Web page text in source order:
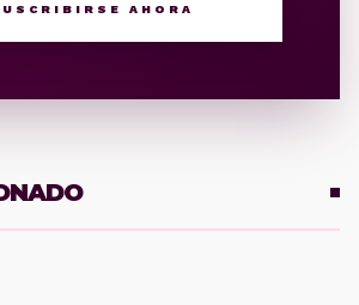
AHORA